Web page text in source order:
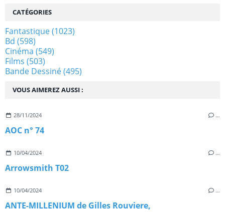
VOUS AIMEREZ AUSSI :
28/11/2024 …
AOC n° 74
10/04/2024 …
Arrowsmith T02
10/04/2024 …
ANTE-MILLENIUM de Gilles Rouviere,
CATÉGORIES
Fantastique(1023)
Bd (598)
Cinéma (549)
Films (503)
Bande Dessiné(495)